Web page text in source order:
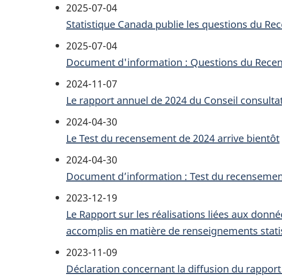
2025-07-04
Statistique Canada publie les questions du
2025-07-04
Document d'information : Questions du
2024-11-07
Le rapport annuel de 2024 du Conseil
2024-04-30
Le Test du recensement de 2024 arrive bientôt
2024-04-30
Document d’information : Test du
2023-12-19
Le Rapport sur les réalisations liées aux
accomplis en matière de renseignements
2023-11-09
Déclaration concernant la diffusion du